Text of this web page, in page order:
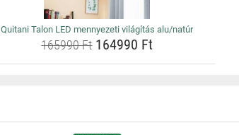
Quitani Talon LED mennyezeti világítás alu/natúr
165990 Ft164990 Ft